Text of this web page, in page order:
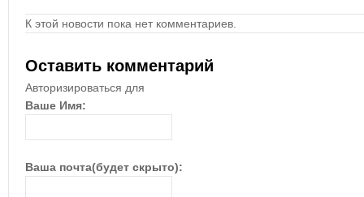
К этой новости пока нет комментариев.
Оставить комментарий
Авторизироваться для
Ваше Имя:
Ваша почта(будет скрыто):